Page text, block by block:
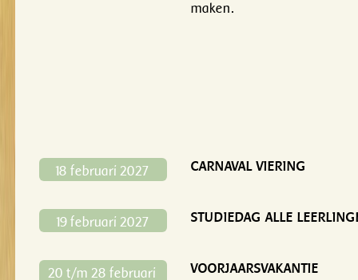
maken.
18 februari 2027 CARNAVAL VIERING
19 februari 2027 STUDIEDAG ALLE
20 t/m 28 februari VOORJAARSVAKANTIE